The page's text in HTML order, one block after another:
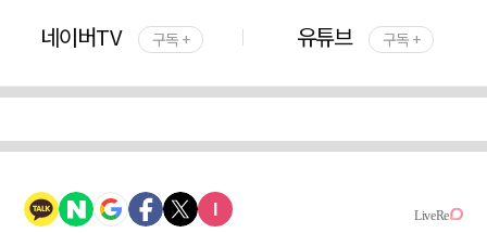
네이버TV 구독 + 유튜브 구독 +